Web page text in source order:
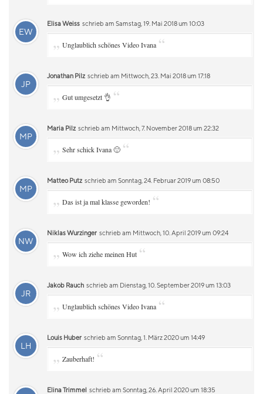
EW
Elisa Weiss schrieb am Samstag, 19. Mai 2018 um 10:03
„ Unglaublich schönes Video Ivana “
JP
Jonathan Pilz schrieb am Mittwoch, 23. Mai 2018 um 17:18
„ Gut umgesetzt 👌 “
MP
Maria Pilz schrieb am Mittwoch, 7. November 2018 um 22:32
„ Sehr schick Ivana 🙂 “
MP
Matteo Putz schrieb am Sonntag, 24. Februar 2019 um 08:50
„ Das ist ja mal klasse geworden! “
NW
Niklas Wurzinger schrieb am Mittwoch, 10. April 2019 um 09:24
„ Wow ich ziehe meinen Hut “
JR
Jakob Rauch schrieb am Dienstag, 10. September 2019 um 13:03
„ Unglaublich schönes Video Ivana “
LH
Louis Huber schrieb am Sonntag, 1. März 2020 um 14:49
„ Zauberhaft! “
Elina Trimmel schrieb am Sonntag, 26. April 2020 um 18:35